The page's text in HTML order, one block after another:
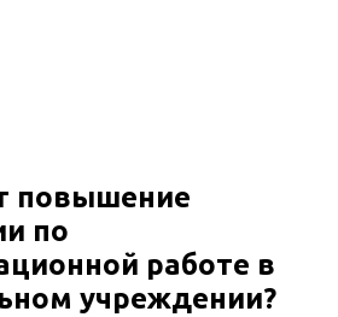
повышение
по
работе в
учреждении?